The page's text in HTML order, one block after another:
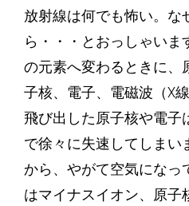
放射線は何でも怖い。な
ら・・・とおっしゃい
の元素へ変わるときに、
子核、電子、電磁波（X線
飛び出した原子核や電子
で徐々に失速してしまい
から、やがて空気になっ
はマイナスイオン、原子